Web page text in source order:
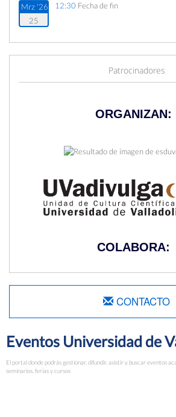
Mrz '26
25
12:30 Fecha de fin
Patrocinadores
ORGANIZAN:
COLABORA:
CONTACTO
Eventos Universidad de
El portal donde podrás gestionar, difundir, asistir y buscar eventos
seminarios, ferias y cursos